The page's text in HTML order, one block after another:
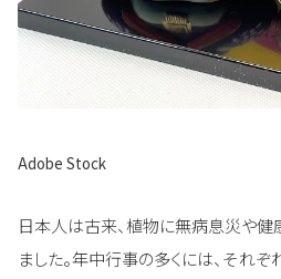
Adobe Stock
日本人は古来、植物に無病息災や健
ました。年中行事の多くには、それ